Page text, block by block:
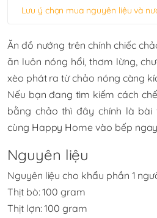
Lưu ý chọn mua nguyên liệu và
Ăn đồ nướng trên chính chiếc
ăn luôn nóng hổi, thơm lừng,
xèo phát ra từ chảo nóng càng
Nếu bạn đang tìm kiếm cách
bằng chảo thì đây chính là bài
cùng Happy Home vào bếp
Nguyên liệu
Nguyên liệu cho khẩu phần 1
Thịt bò: 100 gram
Thịt lợn: 100 gram